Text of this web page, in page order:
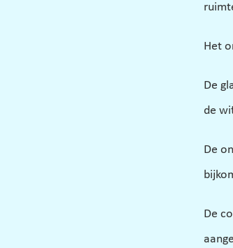
Het
De
de
De
De